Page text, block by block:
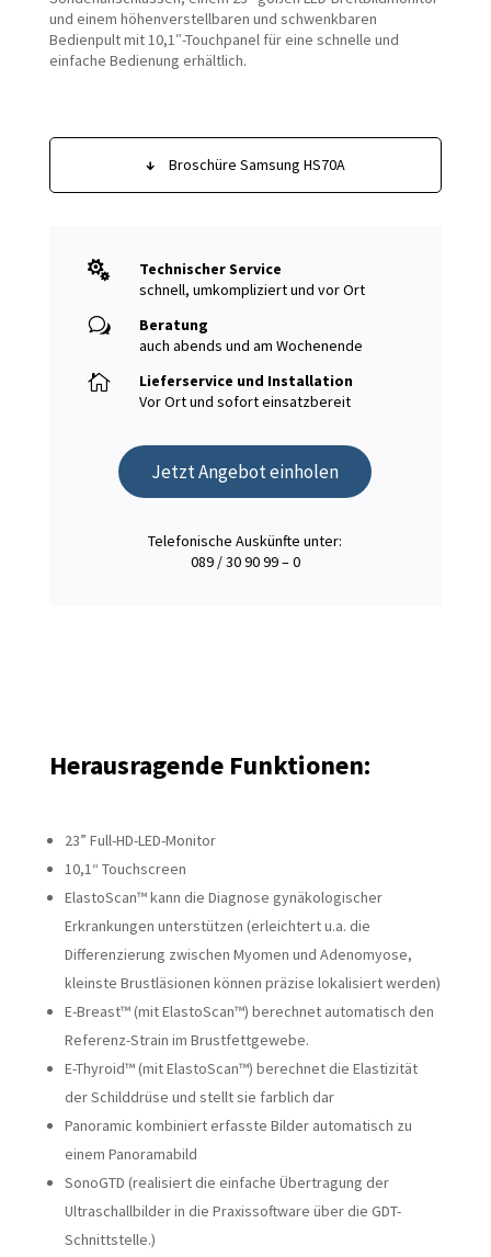
und einem höhenverstellbaren und schwenkbaren
Bedienpult mit 10,1″-Touchpanel für eine schnelle und
einfache Bedienung erhältlich.
↓ Broschüre Samsung HS70A

Technischer Service
schnell, umkompliziert und vor Ort
w
Beratung
auch abends und am Wochenende

Lieferservice und Installation
Vor Ort und sofort einsatzbereit
Jetzt Angebot einholen
Telefonische Auskünfte unter:
089 / 30 90 99 – 0
Herausragende Funktionen:
23” Full-HD-LED-Monitor
10,1“ Touchscreen
ElastoScan™ kann die Diagnose gynäkologischer
Erkrankungen unterstützen (erleichtert u.a. die
Differenzierung zwischen Myomen und Adenomyose,
kleinste Brustläsionen können präzise lokalisiert werden)
E-Breast™ (mit ElastoScan™) berechnet automatisch den
Referenz-Strain im Brustfettgewebe.
E-Thyroid™ (mit ElastoScan™) berechnet die Elastizität
der Schilddrüse und stellt sie farblich dar
Panoramic kombiniert erfasste Bilder automatisch zu
einem Panoramabild
SonoGTD (realisiert die einfache Übertragung der
Ultraschallbilder in die Praxissoftware über die GDT-
Schnittstelle.)